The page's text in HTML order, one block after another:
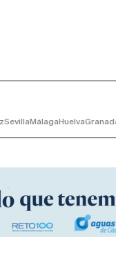
SevillaMálagaHuelva